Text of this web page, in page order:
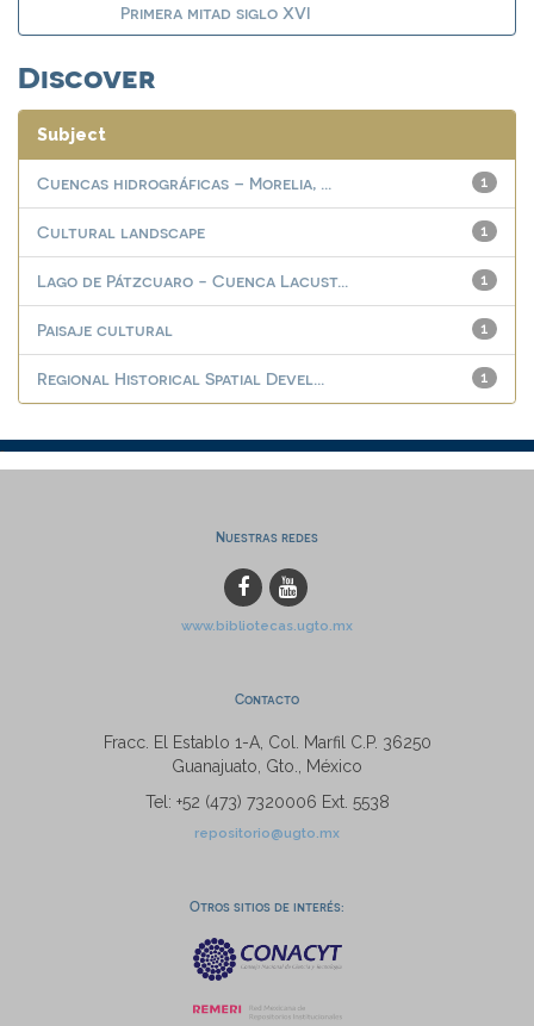
Primera mitad siglo XVI
Discover
Subject
1
Cuencas hidrográficas – Morelia, ...
1
Cultural landscape
1
Lago de Pátzcuaro - Cuenca Lacust...
1
Paisaje cultural
1
Regional Historical Spatial Devel...
Nuestras redes
www.bibliotecas.ugto.mx
Contacto
Fracc. El Establo 1-A, Col. Marfil C.P. 36250
Guanajuato, Gto., México
Tel: +52 (473) 7320006 Ext. 5538
repositorio@ugto.mx
Otros sitios de interés: